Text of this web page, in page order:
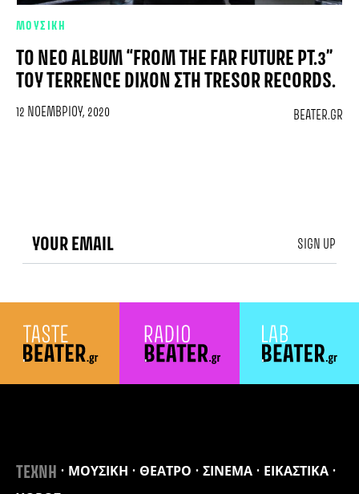
ΜΟΥΣΙΚΗ
ΤΟ ΝΈΟ ALBUM “FROM THE FAR FUTURE PT.3”
ΤΟΥ TERRENCE DIXON ΣΤΗ TRESOR RECORDS.
12 ΝΟΕΜΒΡΊΟΥ, 2020 BEATER.GR
ΤΕΧΝΗ ΜΟΥΣΙΚΗ ΘΕΑΤΡΟ ΣΙΝΕΜΑ
ΕΙΚΑΣΤΙΚΑ
SIGN UP